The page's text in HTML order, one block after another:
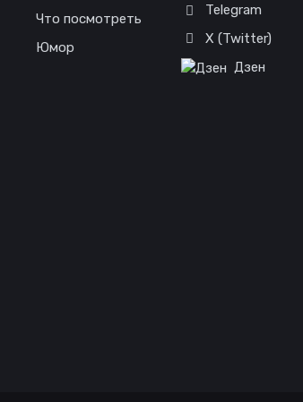
Что посмотреть
Юмор
Telegram
X (Twitter)
Дзен